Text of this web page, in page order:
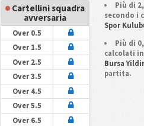
Cartellini squadra
avversaria
Over 0.5
Over 1.5
Over 2.5
Over 3.5
Over 4.5
Over 5.5
Over 6.5
Più di
secondo i
Spor
Più di
calcolati
Bursa
partita.